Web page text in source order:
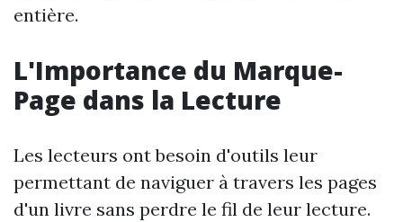
entière.
L'Importance du Marque-
Page dans la Lecture
Les lecteurs ont besoin d'outils leur
permettant de naviguer à travers les pages
d'un livre sans perdre le fil de leur lecture.